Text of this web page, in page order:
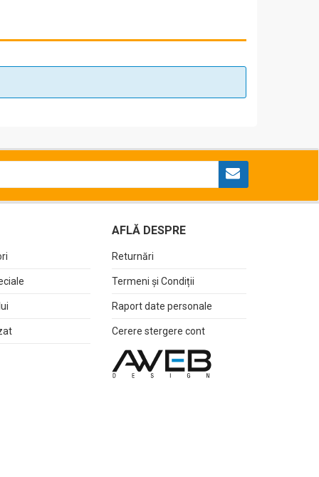
AFLĂ DESPRE
Returnări
Termeni și Condiții
Raport date personale
Cerere stergere cont